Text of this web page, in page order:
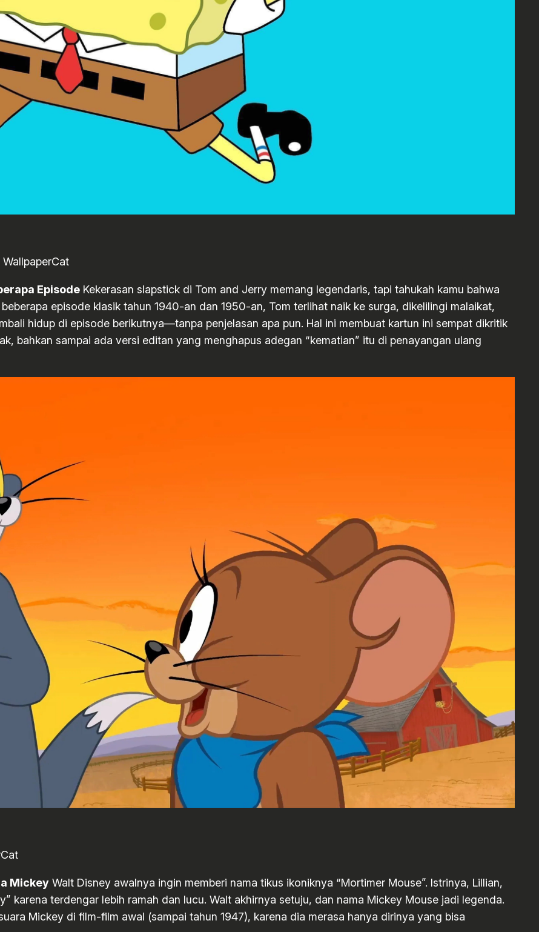
Episode Kekerasan slapstick di Tom and Jerry memang legendaris, tapi tahukah kamu bahwa
episode klasik tahun 1940-an dan 1950-an, Tom terlihat naik ke surga, dikelilingi malaikat,
hidup di episode berikutnya—tanpa penjelasan apa pun. Hal ini membuat kartun ini sempat dikritik
bahkan sampai ada versi editan yang menghapus adegan “kematian” itu di penayangan ulang
Mickey Walt Disney awalnya ingin memberi nama tikus ikoniknya “Mortimer Mouse”. Istrinya, Lillian,
karena terdengar lebih ramah dan lucu. Walt akhirnya setuju, dan nama Mickey Mouse jadi legenda.
Mickey di film-film awal (sampai tahun 1947), karena dia merasa hanya dirinya yang bisa